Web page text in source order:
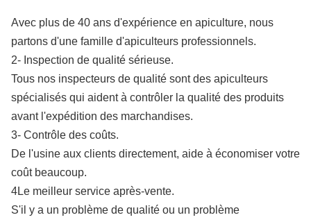
Avec plus de 40 ans d'expérience en apiculture, nous
partons d'une famille d'apiculteurs professionnels.
2- Inspection de qualité sérieuse.
Tous nos inspecteurs de qualité sont des apiculteurs
spécialisés qui aident à contrôler la qualité des produits
avant l'expédition des marchandises.
3- Contrôle des coûts.
De l'usine aux clients directement, aide à économiser votre
coût beaucoup.
4Le meilleur service après-vente.
S'il y a un problème de qualité ou un problème